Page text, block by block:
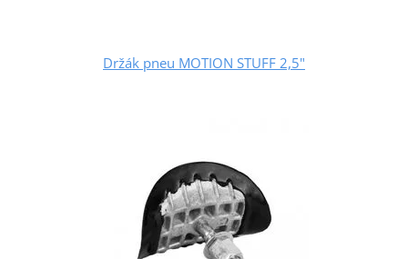
Držák pneu MOTION STUFF 2,5"